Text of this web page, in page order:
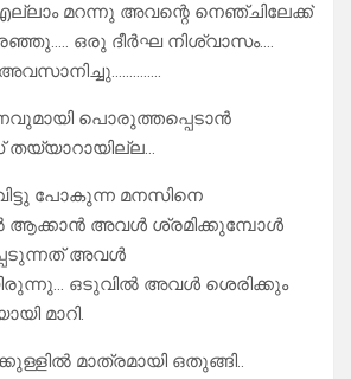
മറന്നു അവന്റെ നെഞ്ചിലേക്ക്
ഒരു ദീർഘ നിശ്വാസം….
പൊരുത്തപ്പെടാൻ
പോകുന്ന മനസിനെ
ആക്കാൻ അവൾ ശ്രമിക്കുമ്പോൾ
അവൾ
ഒടുവിൽ അവൾ ശെരിക്കും
മാറി.
മാത്രമായി ഒതുങ്ങി..